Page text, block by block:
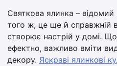
Святкова ялинка –
того ж, це ще й справжній
створює настрій у домі.
ефектно, важливо вміти
декору. Яскраві ялинкові